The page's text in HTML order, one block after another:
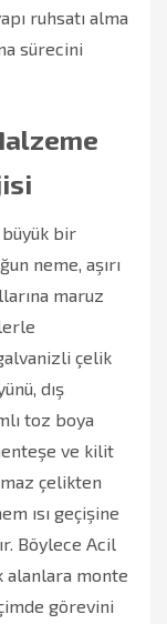
ruhsatı alma
sürecini
büyük bir
neme, aşırı
maruz
çelik
dış
toz boya
ve kilit
çelikten
ısı geçişine
Böylece Acil
alanlara monte
görevini